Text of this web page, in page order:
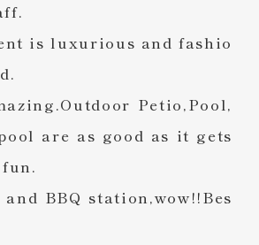
is luxurious and fashio
Petio,Pool,
are as good as it gets
BBQ station,wow!!Bes